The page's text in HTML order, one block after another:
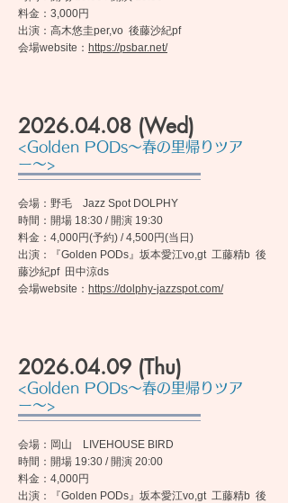
料金：3,000円
出演：高木悠圭per,vo 後藤沙紀pf
​会場website： https://psbar.net/
2026.04.08 (Wed)
<Golden PODs〜春の里帰りツア
ー〜>
会場：野毛 Jazz Spot DOLPHY
時間：開場 18:30 / 開演 19:30
料金：4,000円(予約) / 4,500円(当日)
出演：『Golden PODs』坂本愛江vo,gt 工藤精b 後
藤沙紀pf 田中涼ds
​会場website： https://dolphy-jazzspot.com/
2026.04.09 (Thu)
<Golden PODs〜春の里帰りツア
ー〜>
会場：岡山 LIVEHOUSE BIRD
時間：開場 19:30 / 開演 20:00
料金：4,000円
出演：『Golden PODs』坂本愛江vo,gt 工藤精b 後